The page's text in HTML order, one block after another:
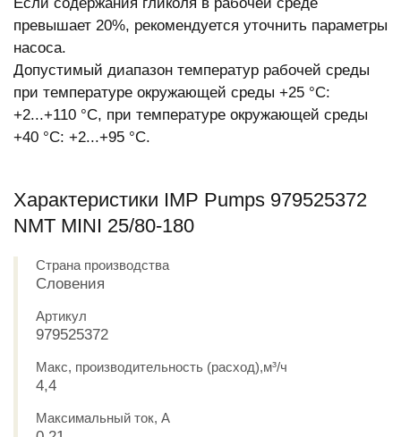
превышает 20%, рекомендуется уточнить параметры
насоса.
Допустимый диапазон температур рабочей среды
при температуре окружающей среды +25 °С:
+2...+110 °С, при температуре окружающей среды
+40 °С: +2...+95 °С.
Характеристики IMP Pumps 979525372
NMT MINI 25/80-180
Страна производства
Словения
Артикул
979525372
Макс, производительность (расход),м³/ч
4,4
Максимальный ток, А